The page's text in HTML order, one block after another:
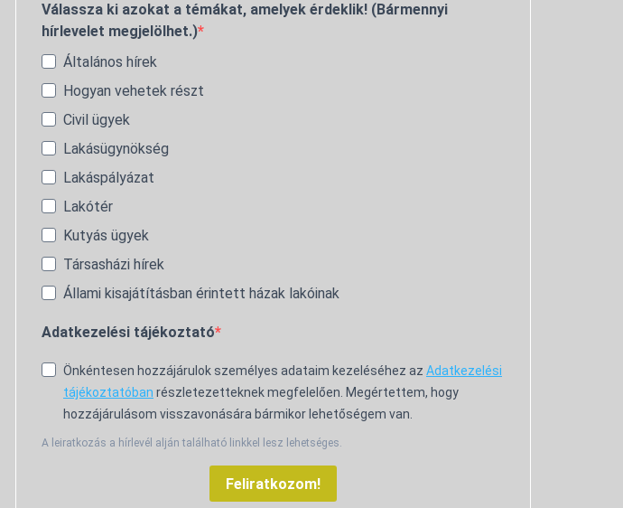
Válassza ki azokat a témákat, amelyek érdeklik! (Bármennyi
hírlevelet megjelölhet.)
Általános hírek
Hogyan vehetek részt
Civil ügyek
Lakásügynökség
Lakáspályázat
Lakótér
Kutyás ügyek
Társasházi hírek
Állami kisajátításban érintett házak lakóinak
Adatkezelési tájékoztató
Önkéntesen hozzájárulok személyes adataim kezeléséhez az Adatkezelési
tájékoztatóban részletezetteknek megfelelően. Megértettem, hogy
hozzájárulásom visszavonására bármikor lehetőségem van.
A leiratkozás a hírlevél alján található linkkel lesz lehetséges.
Feliratkozom!